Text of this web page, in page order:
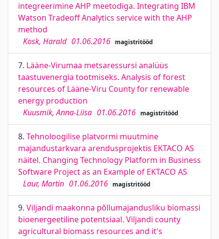
integreerimine AHP meetodiga. Integrating IBM
Watson Tradeoff Analytics service with the AHP
method
Kosk, Harald 01.06.2016 magistritööd
7. Lääne-Virumaa metsaressursi analüüs
taastuvenergia tootmiseks. Analysis of forest
resources of Lääne-Viru County for renewable
energy production
Kuusmik, Anna-Liisa 01.06.2016 magistritööd
8. Tehnoloogilise platvormi muutmine
majandustarkvara arendusprojektis EKTACO AS
näitel. Changing Technology Platform in Business
Software Project as an Example of EKTACO AS
Laur, Martin 01.06.2016 magistritööd
9. Viljandi maakonna põllumajandusliku biomassi
bioenergeetiline potentsiaal. Viljandi county
agricultural biomass resources and it's